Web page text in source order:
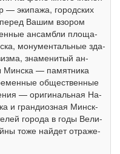
— эки­па­жа, го­род­ских
Ва­шим взо­ром
ан­сам­бли пло­ща­
мо­ну­мен­таль­ные зда­
зна­ме­ни­тый ан­
Мин­ска — па­мят­ни­ка
об­ще­ствен­ные
— ори­ги­наль­ная На­
и гран­ди­оз­ная Минск-
го­ро­да в го­ды Ве­ли­
то­же най­дет от­ра­же­